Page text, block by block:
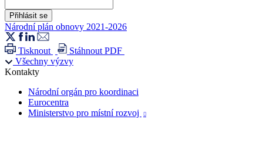
Národní plán obnovy 2021-2026
Tisknout
Stáhnout PDF
Všechny výzvy
Kontakty
Národní orgán pro koordinaci
Eurocentra
Ministerstvo pro místní rozvoj
